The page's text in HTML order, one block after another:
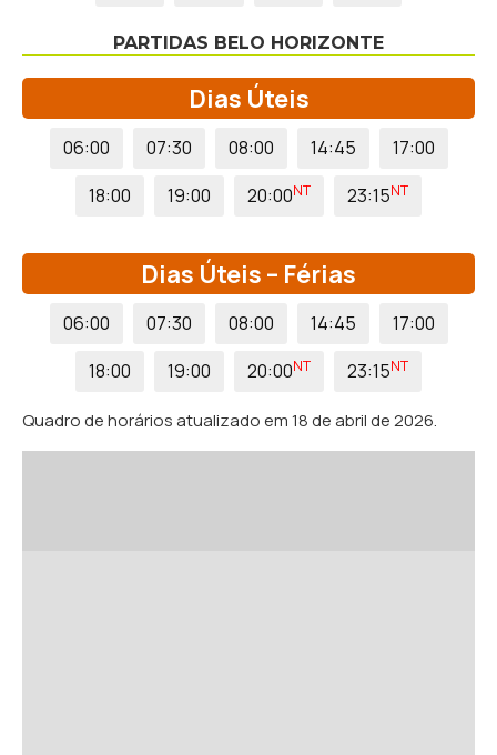
PARTIDAS BELO HORIZONTE
Dias Úteis
06:00 07:30 08:00 14:45
17:00
18:00
19:00 20:00NT 23:15NT
Dias Úteis – Férias
06:00 07:30 08:00 14:45
17:00
18:00
19:00 20:00NT 23:15NT
Quadro de horários atualizado em 18 de abril de 2026.